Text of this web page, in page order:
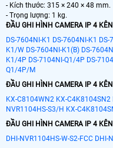
- Kích thước: 315 × 240 × 48 mm.
- Trọng lượng: 1 kg.
ĐẦU GHI HÌNH CAMERA IP 4
DS-7604NI-K1
DS-7604NI-K1
K1/W DS-7604NI-K1(B) DS-
K1/4P DS-7104NI-Q1/4P DS-
Q1/4P/M
ĐẦU GHI HÌNH CAMERA IP 4
KX-C8104WN2 KX-C4K8104SN2
NVR1104HS-S3/H KX-
ĐẦU GHI HÌNH CAMERA IP 4
DHI-NVR1104HS-W-S2-FCC DHI-